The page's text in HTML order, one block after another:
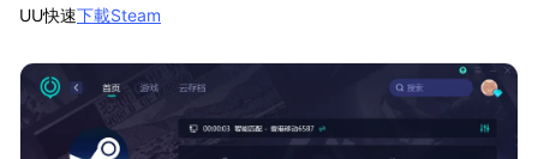
UU快速下載Steam